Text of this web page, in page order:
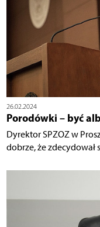
26.02.2024
Porodówki – być
Dyrektor SPZOZ w
dobrze, że zdecydował